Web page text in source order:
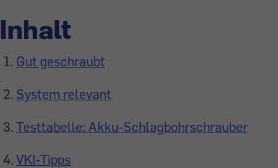
Inhalt
Gut geschraubt
System relevant
Testtabelle: Akku-Schlagbohrschrauber
VKI-Tipps